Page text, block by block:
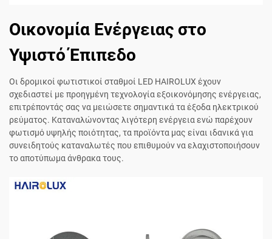
Οικονομία Ενέργειας στο
Υψιστό Έπιπεδο
Οι δρομικοί φωτιστικοί σταθμοί LED HAIROLUX έχουν
σχεδιαστεί με προηγμένη τεχνολογία εξοικονόμησης ενέργειας,
επιτρέποντάς σας να μειώσετε σημαντικά τα έξοδα ηλεκτρικού
ρεύματος. Καταναλώνοντας λιγότερη ενέργεια ενώ παρέχουν
φωτισμό υψηλής ποιότητας, τα προϊόντα μας είναι ιδανικά για
συνειδητούς καταναλωτές που επιθυμούν να ελαχιστοποιήσουν
το αποτύπωμα άνθρακα τους.